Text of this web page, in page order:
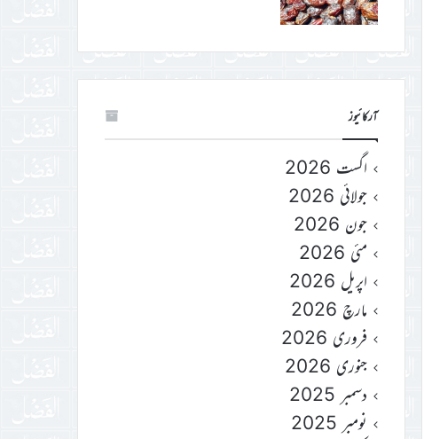
آرکائیوز
اگست 2026
جولائی 2026
جون 2026
مئی 2026
اپریل 2026
مارچ 2026
فروری 2026
جنوری 2026
دسمبر 2025
نومبر 2025